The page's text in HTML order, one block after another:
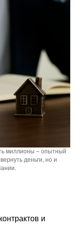
миллионы – опытный
деньги, но и
и